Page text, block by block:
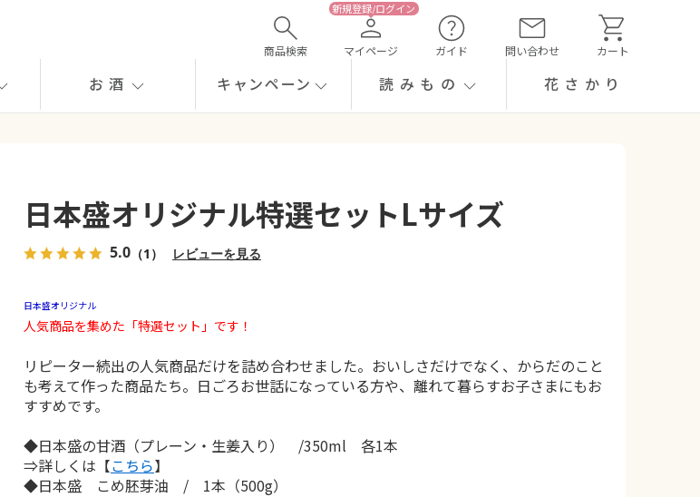
商品検索 マイページ ガイド 問い合わせ カート
お酒 キャンペーン 読みもの 花さかり
日本盛オリジナル特選セットLサイズ
5.0 （1） レビューを見る
日本盛オリジナル
人気商品を集めた「特選セット」です！
リピーター続出の人気商品だけを詰め合わせました。おいしさだけでなく、からだのこと
も考えて作った商品たち。日ごろお世話になっている方や、離れて暮らすお子さまにもお
すすめです。
◆日本盛の甘酒（プレーン・生姜入り） /350ml 各1本
⇒詳しくは【こちら】
◆日本盛 こめ胚芽油 / 1本（500g）